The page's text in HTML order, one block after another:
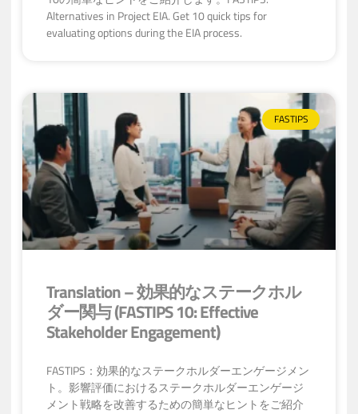
Alternatives in Project EIA. Get 10 quick tips for
evaluating options during the EIA process.
FASTIPS
Translation – 効果的なステークホル
ダー関与 (FASTIPS 10: Effective
Stakeholder Engagement)
FASTIPS：効果的なステークホルダーエンゲージメン
ト。影響評価におけるステークホルダーエンゲージ
メント戦略を改善するための簡単なヒントをご紹介